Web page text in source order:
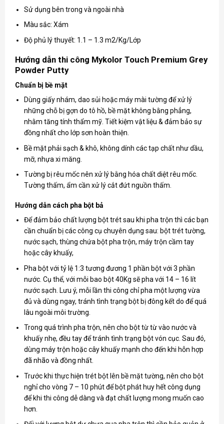
Sử dụng bên trong và ngoài nhà
Màu sắc: Xám
Độ phủ lý thuyết: 1.1 – 1.3 m2/Kg/Lớp
Hướng dẫn thi công Mykolor Touch Premium Grey
Powder Putty
Chuẩn bị bề mặt
Dùng giấy nhám, dao sủi hoặc máy mài tường để xử lý
những chỗ bị gợn do tô hồ, bề mặt không bằng phẳng,
nhằm tăng tính thẩm mỹ. Tiết kiệm vật liệu & đảm bảo sự
đồng nhất cho lớp sơn hoàn thiện.
Bề mặt phải sạch & khô, không dính các tạp chất như dầu,
mỡ, nhựa xi măng.
Tường bị rêu mốc nên xử lý bằng hóa chất diệt rêu mốc.
Tường thấm, ẩm cần xử lý cắt đứt nguồn thấm.
Hướng dẫn cách pha bột bả
Để đảm bảo chất lượng bột trét sau khi pha trộn thì các bạn
cần chuẩn bị các công cụ chuyên dụng sau: bột trét tường,
nước sạch, thùng chứa bột pha trộn, máy trộn cầm tay
hoặc cây khuấy,
Pha bột với tỷ lệ 1:3 tương đương 1 phần bột với 3 phần
nước. Cụ thể, với mỗi bao bột 40Kg sẽ pha với 14 – 16 lít
nước sạch. Lưu ý, mỗi lần thi công chỉ pha một lượng vừa
đủ và dùng ngay, tránh tình trạng bột bị đông kết do để quá
lâu ngoài môi trường.
Trong quá trình pha trộn, nên cho bột từ từ vào nước và
khuấy nhẹ, đều tay để tránh tình trạng bột vón cục. Sau đó,
dùng máy trộn hoặc cây khuấy mạnh cho đến khi hỗn hợp
đã nhão và đồng nhất.
Trước khi thực hiện trét bột lên bề mặt tường, nên cho bột
nghỉ cho vòng 7 – 10 phút để bột phát huy hết công dụng
để khi thi công dễ dàng và đạt chất lượng mong muốn cao
hơn.